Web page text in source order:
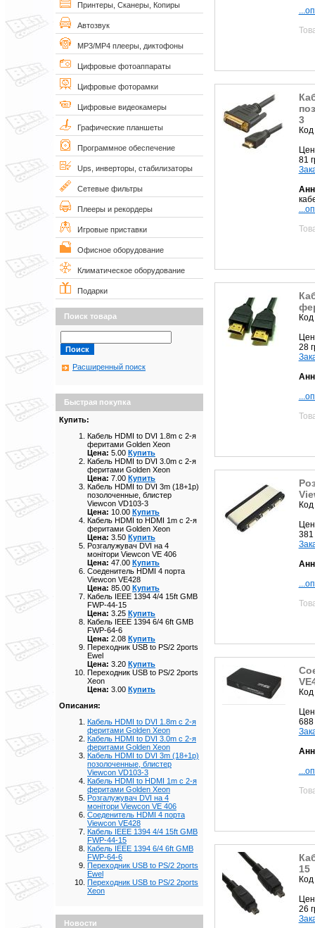
Принтеры, Сканеры, Копиры
Автозвук
MP3/MP4 плееры, диктофоны
Цифровые фотоаппараты
Цифровые фоторамки
Цифровые видеокамеры
Графические планшеты
Программное обеспечение
Ups, инверторы, стабилизаторы
Сетевые фильтры
Плееры и рекордеры
Игровые приставки
Офисное оборудование
Климатическое оборудование
Подарки
Поиск товара
Расширенный поиск
Быстрая покупка
Купить:
Кабель HDMI to DVI 1.8m с 2-я
феритами Golden Xeon
Цена: 5.00 Купить
Кабель HDMI to DVI 3.0m с 2-я
феритами Golden Xeon
Цена: 7.00 Купить
Кабель HDMI to DVI 3m (18+1p)
позолоченные, блистер
Viewcon VD103-3
Цена: 10.00 Купить
Кабель HDMI to HDMI 1m с 2-я
феритами Golden Xeon
Цена: 3.50 Купить
Розгалужувач DVI на 4
монітори Viewcon VE 406
Цена: 47.00 Купить
Соеденитель HDMI 4 порта
Viewcon VE428
Цена: 85.00 Купить
Кабель IEEE 1394 4/4 15ft GMB
FWP-44-15
Цена: 3.25 Купить
Кабель IEEE 1394 6/4 6ft GMB
FWP-64-6
Цена: 2.08 Купить
Переходник USB to PS/2 2ports
Ewel
Цена: 3.20 Купить
Переходник USB to PS/2 2ports
Xeon
Цена: 3.00 Купить
Описания:
Кабель HDMI to DVI 1.8m с 2-я
феритами Golden Xeon
Кабель HDMI to DVI 3.0m с 2-я
феритами Golden Xeon
Кабель HDMI to DVI 3m (18+1p)
позолоченные, блистер
Viewcon VD103-3
Кабель HDMI to HDMI 1m с 2-я
феритами Golden Xeon
Розгалужувач DVI на 4
монітори Viewcon VE 406
Соеденитель HDMI 4 порта
Viewcon VE428
Кабель IEEE 1394 4/4 15ft GMB
FWP-44-15
Кабель IEEE 1394 6/4 6ft GMB
FWP-64-6
Переходник USB to PS/2 2ports
Ewel
Переходник USB to PS/2 2ports
Xeon
Новости
3
81
28
15
26